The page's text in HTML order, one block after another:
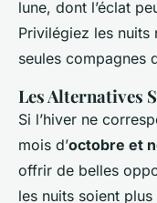
lune, dont l’éclat
Privilégiez les nuits
seules compagnes
Les Alternatives
Si l’hiver ne
mois d’octobre et
offrir de belles
les nuits soient